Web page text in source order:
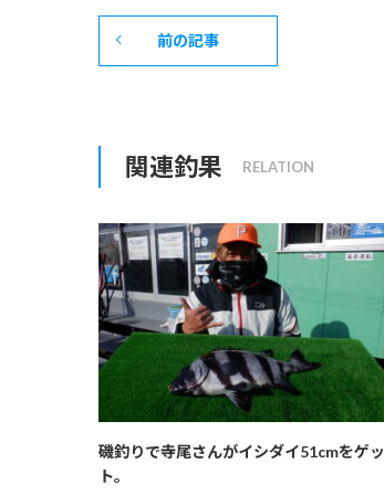
前の記事
関連釣果
磯釣りで寺尾さんがイシダイ51cmをゲッ
ト。